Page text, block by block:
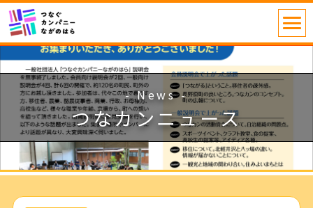
- News -
つなカンニュース